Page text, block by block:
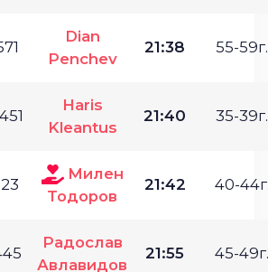
Dian
Penchev
21:38 55-59г.
Haris
Kleantus
21:40 35-39г.
Милен
Тодоров
21:42 40-
Радослав
Авлавидов
21:55 45-49г.